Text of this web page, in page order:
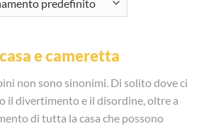
e cameretta
non sono sinonimi. Di solito dove ci
il divertimento e il disordine, oltre a
di tutta la casa che possono